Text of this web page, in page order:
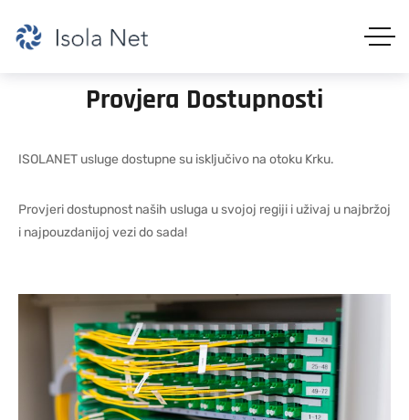
Provjera Dostupnosti
ISOLANET usluge dostupne su isključivo na otoku Krku.
Provjeri dostupnost naših usluga u svojoj regiji i uživaj u najbržoj
i najpouzdanijoj vezi do sada!